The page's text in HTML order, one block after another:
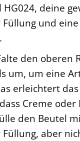
deine
Füllung und
den oberen
um, um eine
erleichtert
Creme oder
den Beutel
aber